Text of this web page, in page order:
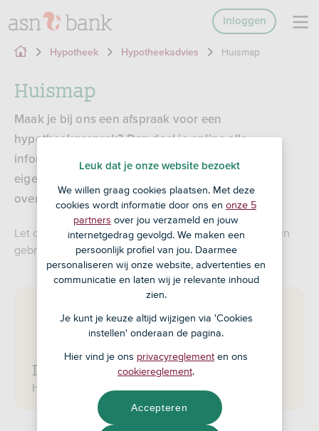
Inloggen
Hypotheek Hypotheekadvies Huismap
Huismap
Maak je bij ons een afspraak voor een
hypotheekgesprek? Dan deel je online alle
informatie die je ASN-adviseur nodig heeft in je
eigen Huismap. Dat is makkelijk, veilig en
overzichtelijk.
Let op: De Huismap is niet bij elke vestiging van ASN in
gebruik. Vraag je adviseur naar de mogelijkheden.
Inloggen op je Huismap
Heb je al inloggegevens van je Huismap?
Log in
Leuk dat je onze website bezoekt
We willen graag cookies plaatsen. Met deze
cookies wordt informatie door ons en onze 5
partners over jou verzameld en jouw
internetgedrag gevolgd. We maken een
persoonlijk profiel van jou. Daarmee
personaliseren wij onze website, advertenties en
communicatie en laten wij je relevante inhoud
zien.
Je kunt je keuze altijd wijzigen via 'Cookies
instellen' onderaan de pagina.
Hier vind je ons privacyreglement en ons
cookiereglement.
Accepteren